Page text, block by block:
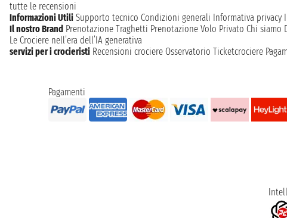
tutte le recensioni
Informazioni Utili Supporto tecnico Condizioni generali Informativa privacy
Il nostro Brand Prenotazione Traghetti Prenotazione Volo Privato Chi siamo
Le Crociere nell’era dell’IA generativa
servizi per i crocieristi Recensioni crociere Osservatorio Ticketcrociere
Pagamenti